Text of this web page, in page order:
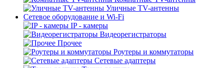
Уличные TV-антенны
Сетевое оборудование и Wi-Fi
IP - камеры
Видеорегистраторы
Прочее
Роутеры и коммутаторы
Сетевые адаптеры